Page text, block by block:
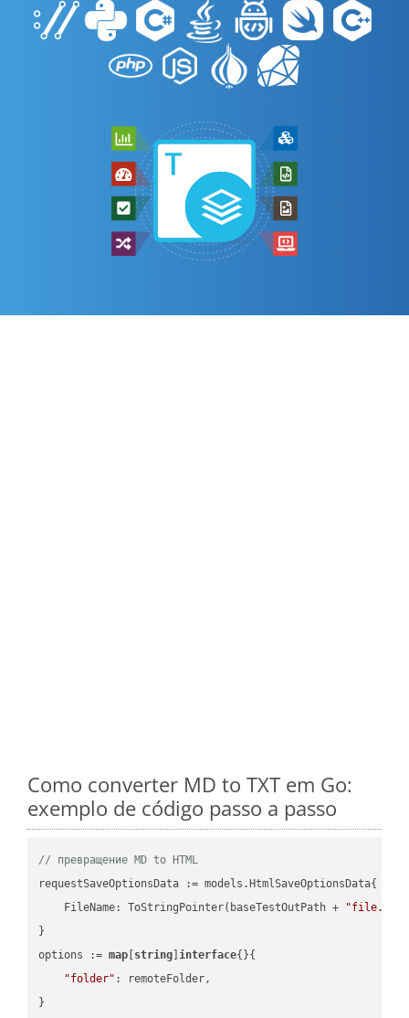
Como converter MD to TXT em Go:
exemplo de código passo a passo
// превращение MD to HTML
requestSaveOptionsData := models.HtmlSaveOptionsData{
    FileName: ToStringPointer(baseTestOutPath +
"file.MD"
}
options := map string ]interface{}{
"folder" : remoteFolder,
}